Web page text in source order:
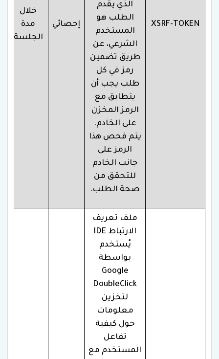
XSRF-TOKEN
الذي يقدم
الطلب هو
المستخدم
الشرعي، عن
طريق تضمين
رمز في كل
طلب يجب أن
يتطابق مع
الرمز المخزن
على الخادم.
يتم فحص هذا
الرمز على
جانب الخادم
للتحقق من
صحة الطلب.
إحصائي
خلال
مدة
الجلسة
ملف تعريف
الارتباط IDE
يُستخدم
بواسطة
Google
DoubleClick
لتخزين
معلومات
حول كيفية
تفاعل
المستخدم مع